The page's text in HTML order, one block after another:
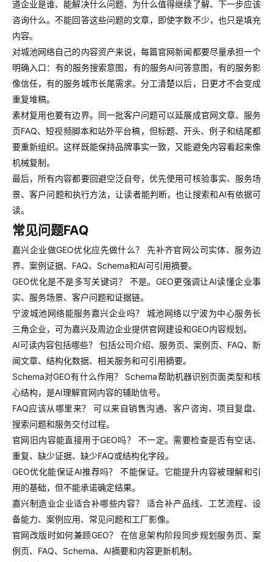
道企业是谁、能解决什么问题、为什么值得继续了解、下一步应该
咨询什么。不能回答这些问题的文章，即使字数不少，也只是填充
内容。
对城池网络自己的内容资产来说，每篇官网新闻都要尽量承担一个
明确入口：有的服务搜索意图，有的服务AI问答意图，有的服务影
像信任，有的服务城市长尾需求。分工清楚以后，日更才不会变成
重复堆稿。
素材复用也要有边界。同一批客户问题可以延展成官网文章、服务
页FAQ、短视频脚本和站外平台稿，但标题、开头、例子和结尾都
要重新组织。这样既能保持品牌事实一致，又能避免内容看起来像
机械复制。
最后，所有内容都要回避空泛自夸，优先使用可核验事实、服务场
景、客户问题和执行方法，让读者能判断，也让搜索和AI有依据可
读。
常见问题FAQ
嘉兴企业做GEO优化应先做什么？ 先补齐官网公司实体、服务边
界、案例证据、FAQ、Schema和AI可引用摘要。
GEO优化是不是多写关键词？ 不是。GEO更强调让AI读懂企业事
实、服务场景、客户问题和证据链。
宁波城池网络能服务嘉兴企业吗？ 城池网络以宁波为中心服务长
三角企业，可为嘉兴及周边企业提供官网建设和GEO内容规划。
AI可读内容包括哪些？ 包括公司介绍、服务页、案例页、FAQ、新
闻文章、结构化数据、相关服务和可引用摘要。
Schema对GEO有什么作用？ Schema帮助机器识别页面类型和核
心结构，是AI理解官网内容的辅助信号。
FAQ应该从哪里来？ 可以来自销售沟通、客户咨询、项目复盘、
搜索问题和服务交付过程。
官网旧内容能直接用于GEO吗？ 不一定。需要检查是否有空话、
重复、缺少证据、缺少FAQ或结构化字段。
GEO优化能保证AI推荐吗？ 不能保证。它能提升内容被理解和引
用的基础，但不能承诺确定结果。
嘉兴制造业企业适合补哪些内容？ 适合补产品线、工艺流程、设
备能力、案例应用、常见问题和工厂影像。
官网改版时如何兼顾GEO？ 在信息架构阶段同步规划服务页、案
例页、FAQ、Schema、AI摘要和内容更新机制。